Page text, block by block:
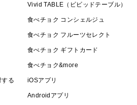
する
Vivid TABLE（ビビッドテーブル）
食べチョク コンシェルジュ
食べチョク フルーツセレクト
食べチョク ギフトカード
食べチョク&more
iOSアプリ
Androidアプリ